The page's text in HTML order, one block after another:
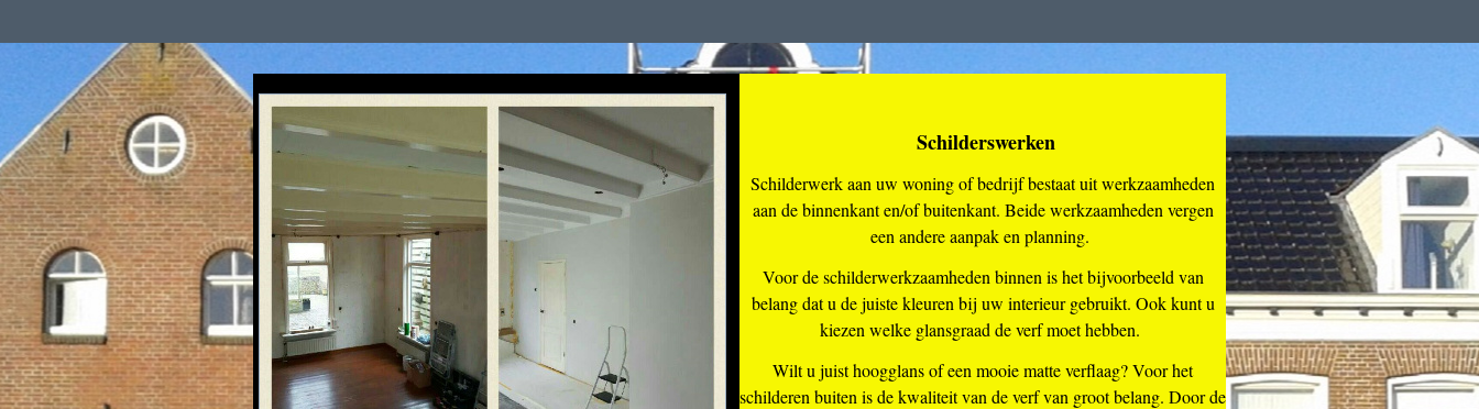
Schilderswerken
Schilderwerk aan uw woning of bedrijf bestaat uit werkzaamheden
aan de binnenkant en/of buitenkant. Beide werkzaamheden vergen
een andere aanpak en planning.
Voor de schilderwerkzaamheden binnen is het bijvoorbeeld van
belang dat u de juiste kleuren bij uw interieur gebruikt. Ook kunt u
kiezen welke glansgraad de verf moet hebben.
Wilt u juist hoogglans of een mooie matte verflaag? Voor het
schilderen buiten is de kwaliteit van de verf van groot belang. Door de